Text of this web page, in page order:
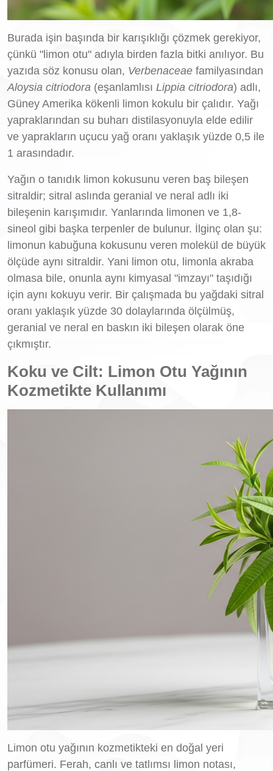
Burada işin başında bir karışıklığı çözmek gerekiyor,
çünkü "limon otu" adıyla birden fazla bitki anılıyor. Bu
yazıda söz konusu olan, Verbenaceae familyasından
Aloysia citriodora (eşanlamlısı Lippia citriodora) adlı,
Güney Amerika kökenli limon kokulu bir çalıdır. Yağı
yapraklarından su buharı distilasyonuyla elde edilir
ve yaprakların uçucu yağ oranı yaklaşık yüzde 0,5 ile
1 arasındadır.
Yağın o tanıdık limon kokusunu veren baş bileşen
sitraldir; sitral aslında geranial ve neral adlı iki
bileşenin karışımıdır. Yanlarında limonen ve 1,8-
sineol gibi başka terpenler de bulunur. İlginç olan şu:
limonun kabuğuna kokusunu veren molekül de büyük
ölçüde aynı sitraldir. Yani limon otu, limonla akraba
olmasa bile, onunla aynı kimyasal "imzayı" taşıdığı
için aynı kokuyu verir. Bir çalışmada bu yağdaki sitral
oranı yaklaşık yüzde 30 dolaylarında ölçülmüş,
geranial ve neral en baskın iki bileşen olarak öne
çıkmıştır.
Koku ve Cilt: Limon Otu Yağının
Kozmetikte Kullanımı
Limon otu yağının kozmetikteki en doğal yeri
parfümeri. Ferah, canlı ve tatlımsı limon notası,